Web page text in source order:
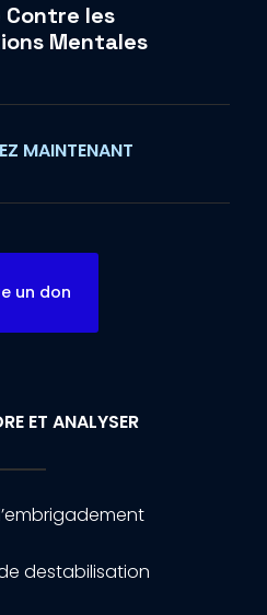
Contre les
Mentales
MAINTENANT
un don
ET ANALYSER
destabilisation